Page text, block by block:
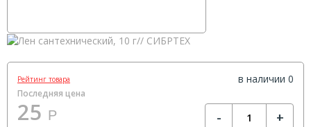
Рейтинг товара в наличии 0
Последняя цена
25 Р - +